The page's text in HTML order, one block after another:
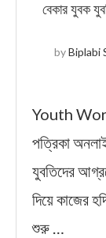
বেকার যুবক
byBiplabi
Youth Work
পত্রিকা
যুবতিদের
দিয়ে কাজের
শুরু …